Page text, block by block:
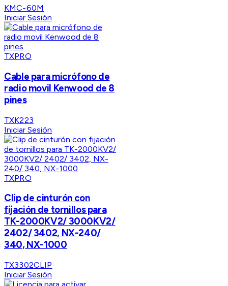
KMC-60M
Iniciar Sesión
TXPRO
Cable para micrófono de
radio movil Kenwood de 8
pines
TXK223
Iniciar Sesión
TXPRO
Clip de cinturón con
fijación de tornillos para
TK-2000KV2/ 3000KV2/
2402/ 3402, NX-240/
340, NX-1000
TX3302CLIP
Iniciar Sesión